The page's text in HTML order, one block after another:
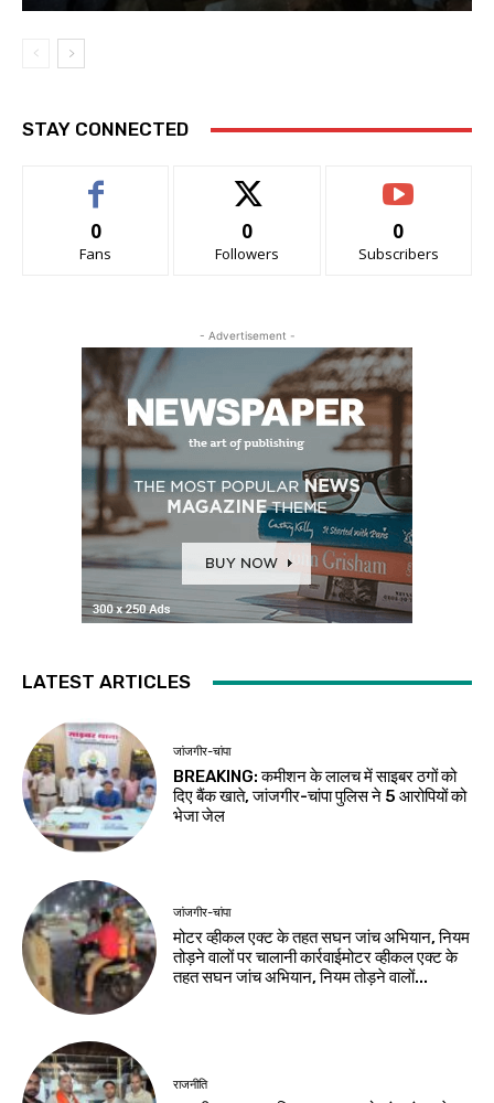
STAY CONNECTED
0
Fans
0
Followers
0
Subscribers
- Advertisement -
LATEST ARTICLES
जांजगीर-चांपा
BREAKING: कमीशन के लालच में साइबर ठगों को
दिए बैंक खाते, जांजगीर-चांपा पुलिस ने 5 आरोपियों को
भेजा जेल
जांजगीर-चांपा
मोटर व्हीकल एक्ट के तहत सघन जांच अभियान, नियम
तोड़ने वालों पर चालानी कार्रवाईमोटर व्हीकल एक्ट के
तहत सघन जांच अभियान, नियम तोड़ने वालों...
राजनीति